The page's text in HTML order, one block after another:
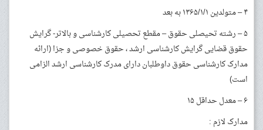
۴ – متولدین ۱۳۶۵/۱/۱ به بعد
۵ – رشته تحیصلی حقوق – مقطع تحصیلی کارشناسی و بالاتر- گرایش
حقوق قضایی گرایش کارشناسی ارشد ، حقوق خصوصی و جزا (ارائه
مدارک کارشناسی حقوق داوطلبان دارای مدرک کارشناسی ارشد الزامی
است)
۶ – معدل حداقل ۱۵
مدارک لازم :